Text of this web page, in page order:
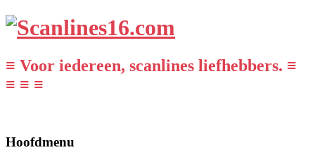
≡ Voor iedereen, scanlines liefhebbers. ≡
≡ ≡ ≡
Hoofdmenu